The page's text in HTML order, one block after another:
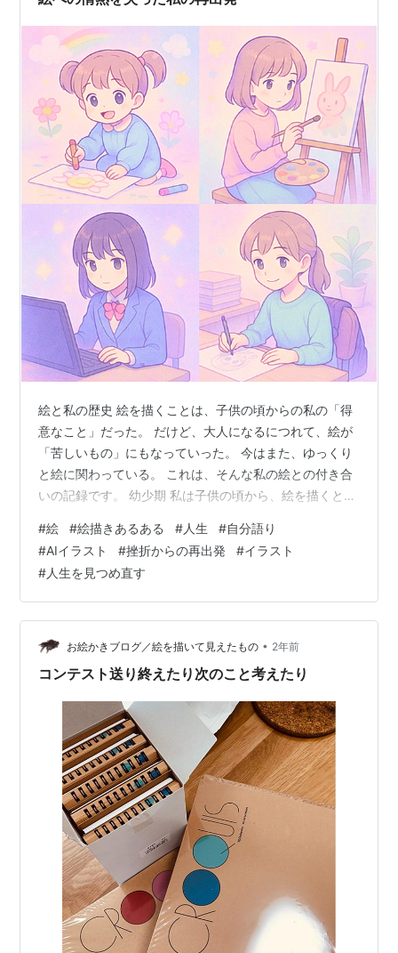
絵と私の歴史 絵を描くことは、子供の頃からの私の「得
意なこと」だった。 だけど、大人になるにつれて、絵が
「苦しいもの」にもなっていった。 今はまた、ゆっくり
と絵に関わっている。 これは、そんな私の絵との付き合
いの記録です。 幼少期 私は子供の頃から、絵を描くとよ
たし、他の子ができないことが自然とできていた。 だか
ら、絵を描くことが、私のアイデンティティになった。
小学一年生のとき、母に「絵画教室に通いたい」と言っ
たらしい。 でも、近所の教室は小学三年生からしか通え
なかったそうだ。 今思えば、その時点で、「私の武器は
絵だ。」と思っていたことに驚…
#絵 #絵描きあるある #人生 #自分語り
#AIイラスト #挫折からの再出発 #イラスト
#人生を見つめ直す
お絵かきブログ／絵を描いて見えたもの • 2年前
コンテスト送り終えたり次のこと考えたり